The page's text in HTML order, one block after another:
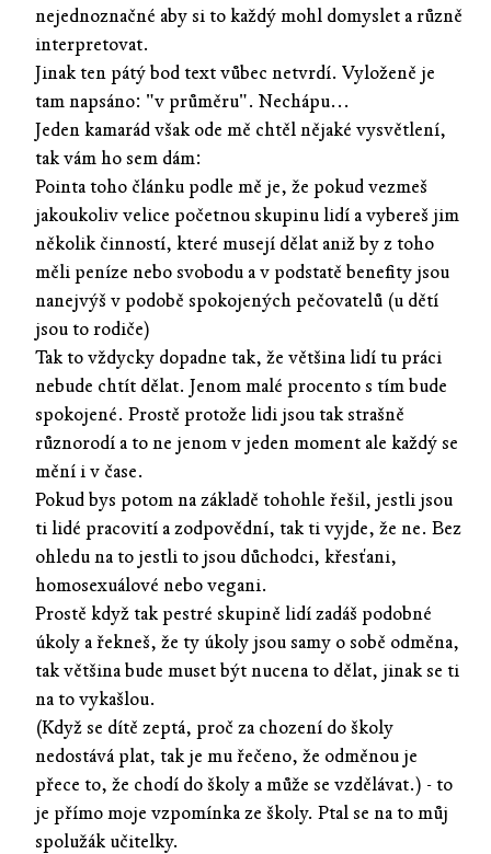
nejednoznačné aby si to každý mohl domyslet a různě
interpretovat.
Jinak ten pátý bod text vůbec netvrdí. Vyloženě je
tam napsáno: "v průměru". Nechápu...
Jeden kamarád však ode mě chtěl nějaké vysvětlení,
tak vám ho sem dám:
Pointa toho článku podle mě je, že pokud vezmeš
jakoukoliv velice početnou skupinu lidí a vybereš jim
několik činností, které musejí dělat aniž by z toho
měli peníze nebo svobodu a v podstatě benefity jsou
nanejvýš v podobě spokojených pečovatelů (u dětí
jsou to rodiče)
Tak to vždycky dopadne tak, že většina lidí tu práci
nebude chtít dělat. Jenom malé procento s tím bude
spokojené. Prostě protože lidi jsou tak strašně
různorodí a to ne jenom v jeden moment ale každý se
mění i v čase.
Pokud bys potom na základě tohohle řešil, jestli jsou
ti lidé pracovití a zodpovědní, tak ti vyjde, že ne. Bez
ohledu na to jestli to jsou důchodci, křesťani,
homosexuálové nebo vegani.
Prostě když tak pestré skupině lidí zadáš podobné
úkoly a řekneš, že ty úkoly jsou samy o sobě odměna,
tak většina bude muset být nucena to dělat, jinak se ti
na to vykašlou.
(Když se dítě zeptá, proč za chození do školy
nedostává plat, tak je mu řečeno, že odměnou je
přece to, že chodí do školy a může se vzdělávat.) - to
je přímo moje vzpomínka ze školy. Ptal se na to můj
spolužák učitelky.